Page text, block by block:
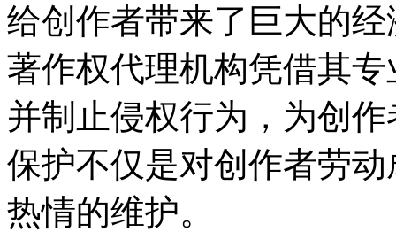
给创作者带来了巨大的
著作权代理机构凭借其
并制止侵权行为，为创
保护不仅是对创作者劳
热情的维护。